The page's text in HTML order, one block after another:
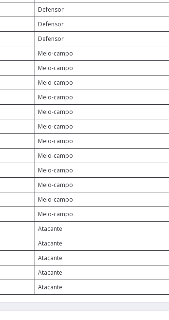
Defensor
Defensor
Defensor
Meio-campo
Meio-campo
Meio-campo
Meio-campo
Meio-campo
Meio-campo
Meio-campo
Meio-campo
Meio-campo
Meio-campo
Meio-campo
Meio-campo
Atacante
Atacante
Atacante
Atacante
Atacante